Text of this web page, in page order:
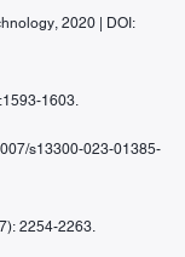
2020 | DOI:
1603.
s13300-023-01385-
2254-2263.